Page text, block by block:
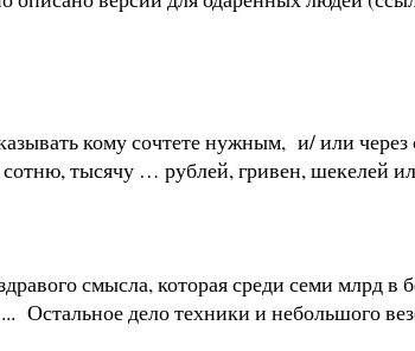
кому сочтете нужным, и/ или через
тысячу … рублей, гривен, шекелей
смысла, которая среди семи млрд
Остальное дело техники и небольшого